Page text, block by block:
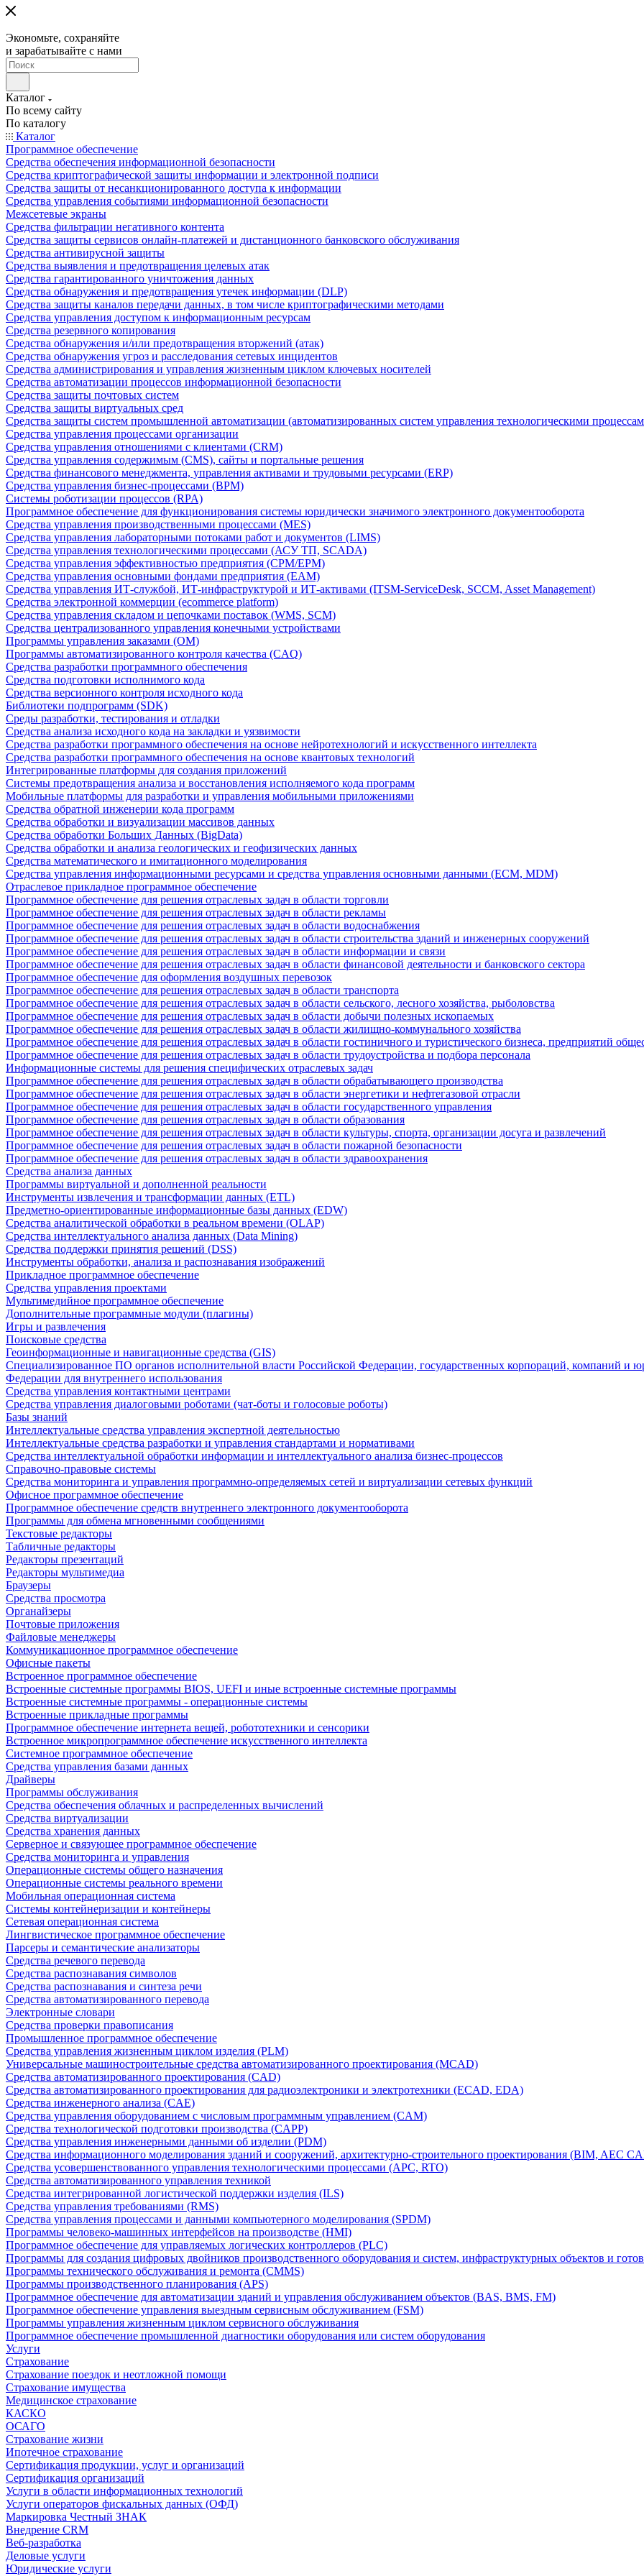
Экономьте, сохраняйте
и зарабатывайте с нами
Каталог
По всему сайту
По каталогу
Каталог
Программное обеспечение
Средства обеспечения информационной безопасности
Средства криптографической защиты информации и электронной подписи
Средства защиты от несанкционированного доступа к информации
Средства управления событиями информационной безопасности
Межсетевые экраны
Средства фильтрации негативного контента
Средства защиты сервисов онлайн-платежей и дистанционного банковского обслуживания
Средства антивирусной защиты
Средства выявления и предотвращения целевых атак
Средства гарантированного уничтожения данных
Средства обнаружения и предотвращения утечек информации (DLP)
Средства защиты каналов передачи данных, в том числе криптографическими методами
Средства управления доступом к информационным ресурсам
Средства резервного копирования
Средства обнаружения и/или предотвращения вторжений (атак)
Средства обнаружения угроз и расследования сетевых инцидентов
Средства администрирования и управления жизненным циклом ключевых носителей
Средства автоматизации процессов информационной безопасности
Средства защиты почтовых систем
Средства защиты виртуальных сред
Средства защиты систем промышленной автоматизации (автоматизированных систем управления технологическими
Средства управления процессами организации
Средства управления отношениями с клиентами (CRM)
Средства управления содержимым (CMS), сайты и портальные решения
Средства финансового менеджмента, управления активами и трудовыми ресурсами (ERP)
Средства управления бизнес-процессами (BPM)
Системы роботизации процессов (RPA)
Программное обеспечение для функционирования системы юридически значимого электронного документооборота
Средства управления производственными процессами (MES)
Средства управления лабораторными потоками работ и документов (LIMS)
Средства управления технологическими процессами (АСУ ТП, SCADA)
Средства управления эффективностью предприятия (CPM/EPM)
Средства управления основными фондами предприятия (EAM)
Средства управления ИТ-службой, ИТ-инфраструктурой и ИТ-активами (ITSM-ServiceDesk, SCCM, Asset Management)
Средства электронной коммерции (ecommerce platform)
Средства управления складом и цепочками поставок (WMS, SCM)
Средства централизованного управления конечными устройствами
Программы управления заказами (OM)
Программы автоматизированного контроля качества (CAQ)
Средства разработки программного обеспечения
Средства подготовки исполнимого кода
Средства версионного контроля исходного кода
Библиотеки подпрограмм (SDK)
Среды разработки, тестирования и отладки
Средства анализа исходного кода на закладки и уязвимости
Средства разработки программного обеспечения на основе нейротехнологий и искусственного интеллекта
Средства разработки программного обеспечения на основе квантовых технологий
Интегрированные платформы для создания приложений
Системы предотвращения анализа и восстановления исполняемого кода программ
Мобильные платформы для разработки и управления мобильными приложениями
Средства обратной инженерии кода программ
Средства обработки и визуализации массивов данных
Средства обработки Больших Данных (BigData)
Средства обработки и анализа геологических и геофизических данных
Средства математического и имитационного моделирования
Средства управления информационными ресурсами и средства управления основными данными (ECM, MDM)
Отраслевое прикладное программное обеспечение
Программное обеспечение для решения отраслевых задач в области торговли
Программное обеспечение для решения отраслевых задач в области рекламы
Программное обеспечение для решения отраслевых задач в области водоснабжения
Программное обеспечение для решения отраслевых задач в области строительства зданий и инженерных сооружений
Программное обеспечение для решения отраслевых задач в области информации и связи
Программное обеспечение для решения отраслевых задач в области финансовой деятельности и банковского сектора
Программное обеспечение для оформления воздушных перевозок
Программное обеспечение для решения отраслевых задач в области транспорта
Программное обеспечение для решения отраслевых задач в области сельского, лесного хозяйства, рыболовства
Программное обеспечение для решения отраслевых задач в области добычи полезных ископаемых
Программное обеспечение для решения отраслевых задач в области жилищно-коммунального хозяйства
Программное обеспечение для решения отраслевых задач в области гостиничного и туристического бизнеса, предприятий
Программное обеспечение для решения отраслевых задач в области трудоустройства и подбора персонала
Информационные системы для решения специфических отраслевых задач
Программное обеспечение для решения отраслевых задач в области обрабатывающего производства
Программное обеспечение для решения отраслевых задач в области энергетики и нефтегазовой отрасли
Программное обеспечение для решения отраслевых задач в области государственного управления
Программное обеспечение для решения отраслевых задач в области образования
Программное обеспечение для решения отраслевых задач в области культуры, спорта, организации досуга и развлечений
Программное обеспечение для решения отраслевых задач в области пожарной безопасности
Программное обеспечение для решения отраслевых задач в области здравоохранения
Средства анализа данных
Программы виртуальной и дополненной реальности
Инструменты извлечения и трансформации данных (ETL)
Предметно-ориентированные информационные базы данных (EDW)
Средства аналитической обработки в реальном времени (OLAP)
Средства интеллектуального анализа данных (Data Mining)
Средства поддержки принятия решений (DSS)
Инструменты обработки, анализа и распознавания изображений
Прикладное программное обеспечение
Средства управления проектами
Мультимедийное программное обеспечение
Дополнительные программные модули (плагины)
Игры и развлечения
Поисковые средства
Геоинформационные и навигационные средства (GIS)
Специализированное ПО органов исполнительной власти Российской Федерации, государственных корпораций, компаний и
Федерации для внутреннего использования
Средства управления контактными центрами
Средства управления диалоговыми роботами (чат-боты и голосовые роботы)
Базы знаний
Интеллектуальные средства управления экспертной деятельностью
Интеллектуальные средства разработки и управления стандартами и нормативами
Средства интеллектуальной обработки информации и интеллектуального анализа бизнес-процессов
Справочно-правовые системы
Средства мониторинга и управления программно-определяемых сетей и виртуализации сетевых функций
Офисное программное обеспечение
Программное обеспечение средств внутреннего электронного документооборота
Программы для обмена мгновенными сообщениями
Текстовые редакторы
Табличные редакторы
Редакторы презентаций
Редакторы мультимедиа
Браузеры
Средства просмотра
Органайзеры
Почтовые приложения
Файловые менеджеры
Коммуникационное программное обеспечение
Офисные пакеты
Встроенное программное обеспечение
Встроенные системные программы BIOS, UEFI и иные встроенные системные программы
Встроенные системные программы - операционные системы
Встроенные прикладные программы
Программное обеспечение интернета вещей, робототехники и сенсорики
Встроенное микропрограммное обеспечение искусственного интеллекта
Системное программное обеспечение
Средства управления базами данных
Драйверы
Программы обслуживания
Средства обеспечения облачных и распределенных вычислений
Средства виртуализации
Средства хранения данных
Серверное и связующее программное обеспечение
Средства мониторинга и управления
Операционные системы общего назначения
Операционные системы реального времени
Мобильная операционная система
Системы контейнеризации и контейнеры
Сетевая операционная система
Лингвистическое программное обеспечение
Парсеры и семантические анализаторы
Средства речевого перевода
Средства распознавания символов
Средства распознавания и синтеза речи
Средства автоматизированного перевода
Электронные словари
Средства проверки правописания
Промышленное программное обеспечение
Средства управления жизненным циклом изделия (PLM)
Универсальные машиностроительные средства автоматизированного проектирования (MCAD)
Средства автоматизированного проектирования (CAD)
Средства автоматизированного проектирования для радиоэлектроники и электротехники (ECAD, EDA)
Средства инженерного анализа (CAE)
Средства управления оборудованием с числовым программным управлением (CAM)
Средства технологической подготовки производства (CAPP)
Средства управления инженерными данными об изделии (PDM)
Средства информационного моделирования зданий и сооружений, архитектурно-строительного проектирования (BIM, AEC
Средства усовершенствованного управления технологическими процессами (APC, RTO)
Средства автоматизированного управления техникой
Средства интегрированной логистической поддержки изделия (ILS)
Средства управления требованиями (RMS)
Средства управления процессами и данными компьютерного моделирования (SPDM)
Программы человеко-машинных интерфейсов на производстве (HMI)
Программное обеспечение для управляемых логических контроллеров (PLC)
Программы для создания цифровых двойников производственного оборудования и систем, инфраструктурных объектов и
Программы технического обслуживания и ремонта (CMMS)
Программы производственного планирования (APS)
Программное обеспечение для автоматизации зданий и управления обслуживанием объектов (BAS, BMS, FM)
Программное обеспечение управления выездным сервисным обслуживанием (FSM)
Программы управления жизненным циклом сервисного обслуживания
Программное обеспечение промышленной диагностики оборудования или систем оборудования
Услуги
Страхование
Страхование поездок и неотложной помощи
Страхование имущества
Медицинское страхование
КАСКО
ОСАГО
Страхование жизни
Ипотечное страхование
Сертификация продукции, услуг и организаций
Сертификация организаций
Услуги в области информационных технологий
Услуги операторов фискальных данных (ОФД)
Маркировка Честный ЗНАК
Внедрение CRM
Веб-разработка
Деловые услуги
Юридические услуги